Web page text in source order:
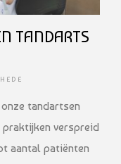
TANDARTS
tandartsen
praktijken verspreid
aantal patiënten